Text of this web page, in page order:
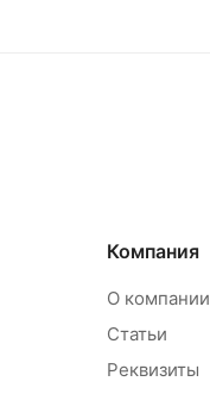
Компания
О компании
Статьи
Реквизиты